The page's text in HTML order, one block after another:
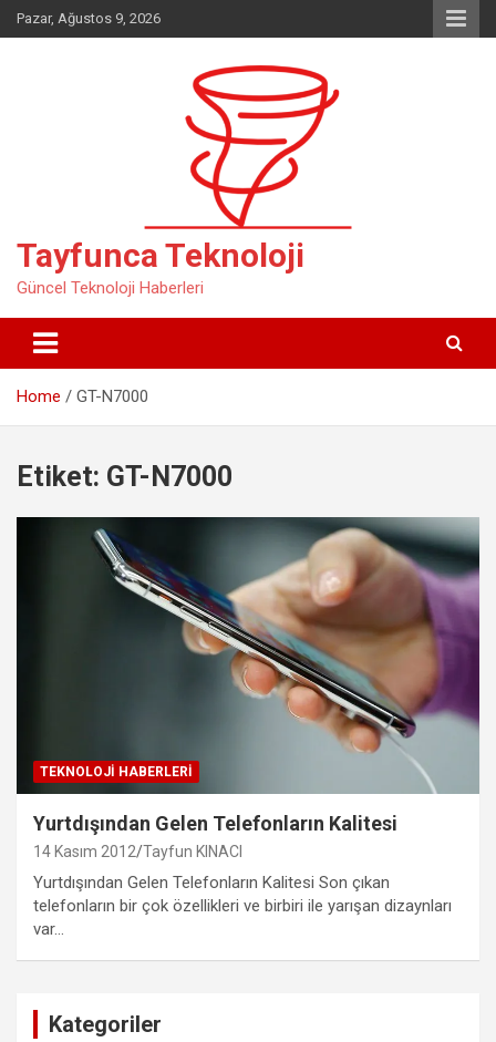
Skip
to
Pazar, Ağustos 9, 2026
Tayfunca Teknoloji
Güncel Teknoloji Haberleri
Home GT-N7000
Etiket: GT-N7000
TEKNOLOJI HABERLERI
Yurtdışından Gelen Telefonların Kalitesi
14 Kasım 2012 Tayfun KINACI
Yurtdışından Gelen Telefonların Kalitesi Son çıkan
telefonların bir çok özellikleri ve birbiri ile yarışan dizaynları
var…
Kategoriler